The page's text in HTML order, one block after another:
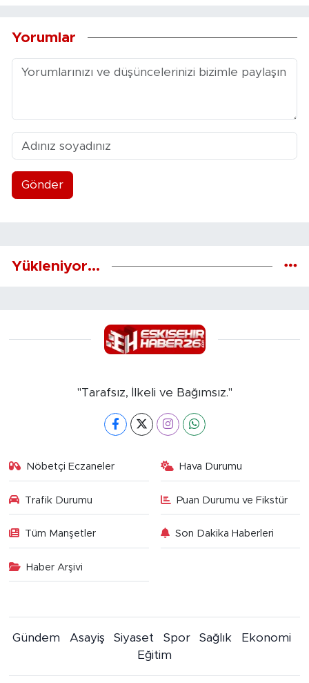
Yorumlar
Gönder
Yükleniyor...
"Tarafsız, İlkeli ve Bağımsız."
Nöbetçi Eczaneler Hava Durumu
Trafik Durumu Puan Durumu ve Fikstür
Tüm Manşetler Son Dakika Haberleri
Haber Arşivi
Gündem Asayiş Siyaset Spor Sağlık
Ekonomi
Eğitim